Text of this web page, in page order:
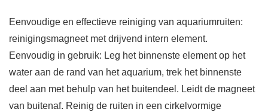
Eenvoudige en effectieve reiniging van aquariumruiten:
reinigingsmagneet met drijvend intern element.
Eenvoudig in gebruik: Leg het binnenste element op het
water aan de rand van het aquarium, trek het binnenste
deel aan met behulp van het buitendeel. Leidt de magneet
van buitenaf. Reinig de ruiten in een cirkelvormige